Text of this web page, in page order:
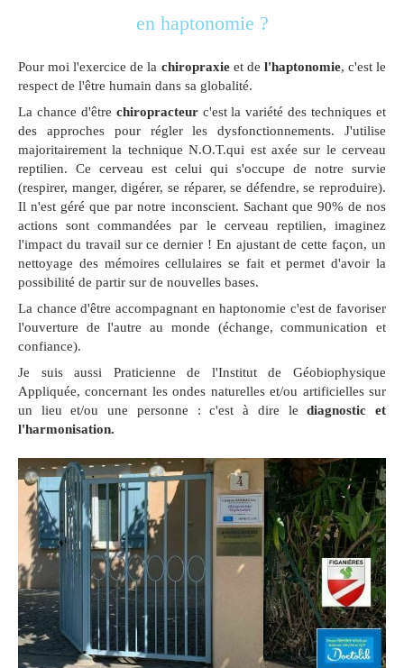
en haptonomie ?
Pour moi l'exercice de la chiropraxieet de l'haptonomie, c'est le
respect de l'être humain dans sa globalité.
La chance d'être chiropracteurc'est la variété des techniques et
des approches pour régler les dysfonctionnements. J'utilise
majoritairement la technique N.O.T.qui est axée sur le cerveau
reptilien. Ce cerveau est celui qui s'occupe de notre survie
(respirer, manger, digérer, se réparer, se défendre, se reproduire).
Il n'est géré que par notre inconscient. Sachant que 90% de nos
actions sont commandées par le cerveau reptilien, imaginez
l'impact du travail sur ce dernier ! En ajustant de cette façon, un
nettoyage des mémoires cellulaires se fait et permet d'avoir la
possibilité de partir sur de nouvelles bases.
La chance d'être accompagnant en haptonomie c'est de favoriser
l'ouverture de l'autre au monde (échange, communication et
confiance).
Je suis aussi Praticienne de l'Institut de Géobiophysique
Appliquée, concernant les ondes naturelles et/ou artificielles sur
un lieu et/ou une personne : c'est à dire le diagnostic et
l'harmonisation.